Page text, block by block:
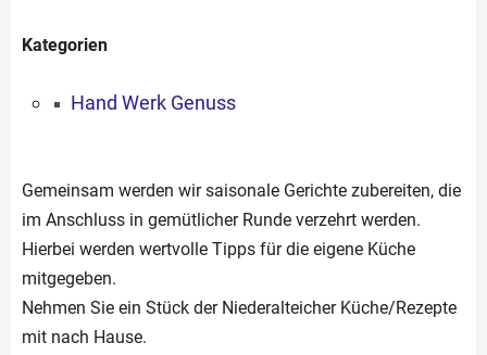
Kategorien
Hand Werk Genuss
Gemeinsam werden wir saisonale Gerichte zubereiten, die
im Anschluss in gemütlicher Runde verzehrt werden.
Hierbei werden wertvolle Tipps für die eigene Küche
mitgegeben.
Nehmen Sie ein Stück der Niederalteicher Küche/Rezepte
mit nach Hause.